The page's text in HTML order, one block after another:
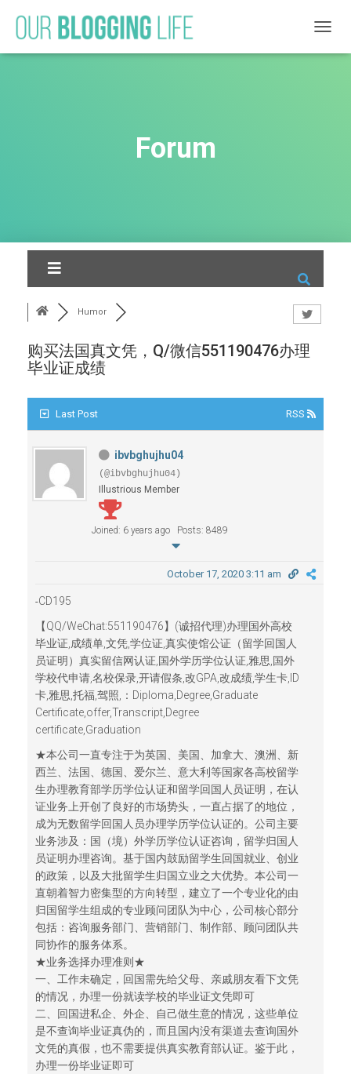
O
Forum
Humor
购买法国真文凭，Q/微信551190476办理
毕业证成绩
Last Post RSS
ibvbghujhu04
(@ibvbghujhu04)
Illustrious Member
Joined: 6 years ago Posts: 8489
October 17, 2020 3:11 am
-CD195
【QQ/WeChat:551190476】(诚招代理)办理国外高校
毕业证,成绩单,文凭,学位证,真实使馆公证（留学回国人
员证明）真实留信网认证,国外学历学位认证,雅思,国外
学校代申请,名校保录,开请假条,改GPA,改成绩,学生卡,ID
卡,雅思,托福,驾照,：Diploma,Degree,Graduate
Certificate,offer,Transcript,Degree
certificate,Graduation
★本公司一直专注于为英国、美国、加拿大、澳洲、新
西兰、法国、德国、爱尔兰、意大利等国家各高校留学
生办理教育部学历学位认证和留学回国人员证明，在认
证业务上开创了良好的市场势头，一直占据了的地位，
成为无数留学回国人员办理学历学位认证的。公司主要
业务涉及：国（境）外学历学位认证咨询，留学归国人
员证明办理咨询。基于国内鼓励留学生回国就业、创业
的政策，以及大批留学生归国立业之大优势。本公司一
直朝着智力密集型的方向转型，建立了一个专业化的由
归国留学生组成的专业顾问团队为中心，公司核心部分
包括：咨询服务部门、营销部门、制作部、顾问团队共
同协作的服务体系。
★业务选择办理准则★
一、工作未确定，回国需先给父母、亲戚朋友看下文凭
的情况，办理一份就读学校的毕业证文凭即可
二、回国进私企、外企、自己做生意的情况，这些单位
是不查询毕业证真伪的，而且国内没有渠道去查询国外
文凭的真假，也不需要提供真实教育部认证。鉴于此，
办理一份毕业证即可